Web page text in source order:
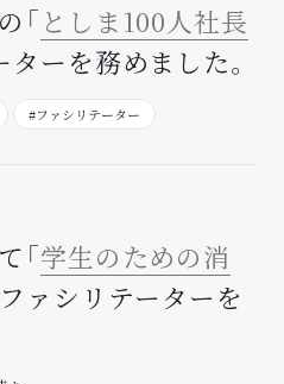
「 としま100人社長
ターを務めました。
#ファシリテーター
「学生のための消
ファシリテーターを